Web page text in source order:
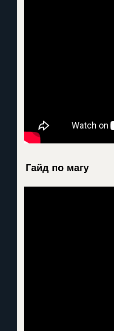
Гайд по магу